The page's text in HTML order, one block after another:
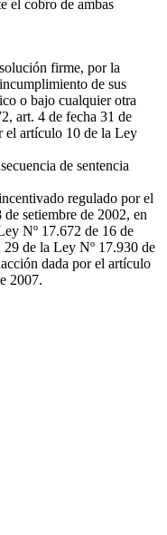
el cobro de ambas
firme, por la
de sus
o bajo cualquier otra
art. 4 de fecha 31 de
el artículo 10 de la Ley
de sentencia
regulado por el
setiembre de 2002, en
Nº 17.672 de 16 de
de la Ley Nº 17.930 de
dada por el artículo
2007.